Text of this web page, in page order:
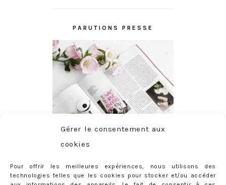
Gérer le consentement aux
cookies
Pour offrir les meilleures expériences, nous utilisons des
technologies telles que les cookies pour stocker et/ou accéder
PARUTIONS PRESSE